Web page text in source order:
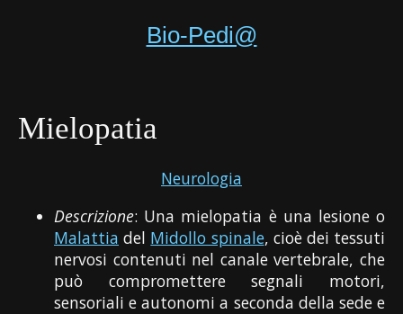
Bio-Pedi@
Mielopatia
Neurologia
Descrizione: Una mielopatia è una lesione o
Malattia del Midollo spinale, cioè dei tessuti
nervosi contenuti nel canale vertebrale, che
può compromettere segnali motori,
sensoriali e autonomi a seconda della sede e